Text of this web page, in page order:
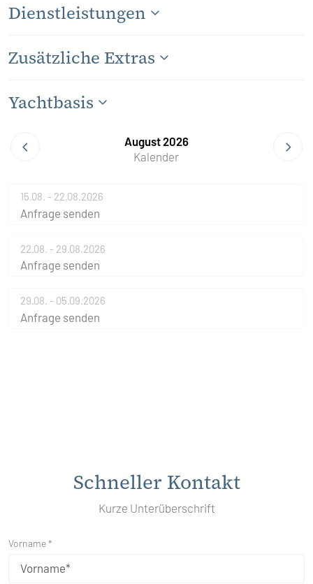
Dienstleistungen
Zusätzliche Extras
Yachtbasis
August 2026
Kalender
15.08. - 22.08.2026
Anfrage senden
22.08. - 29.08.2026
Anfrage senden
29.08. - 05.09.2026
Anfrage senden
Schneller Kontakt
Kurze Unterüberschrift
Vorname *